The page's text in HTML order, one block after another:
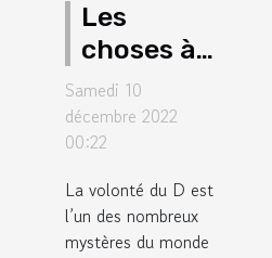
Les
choses à
savoir sur
l'initiale
D. dans
One Piece
Samedi 10
décembre 2022
00:22
La volonté du D est
l’un des nombreux
mystères du monde